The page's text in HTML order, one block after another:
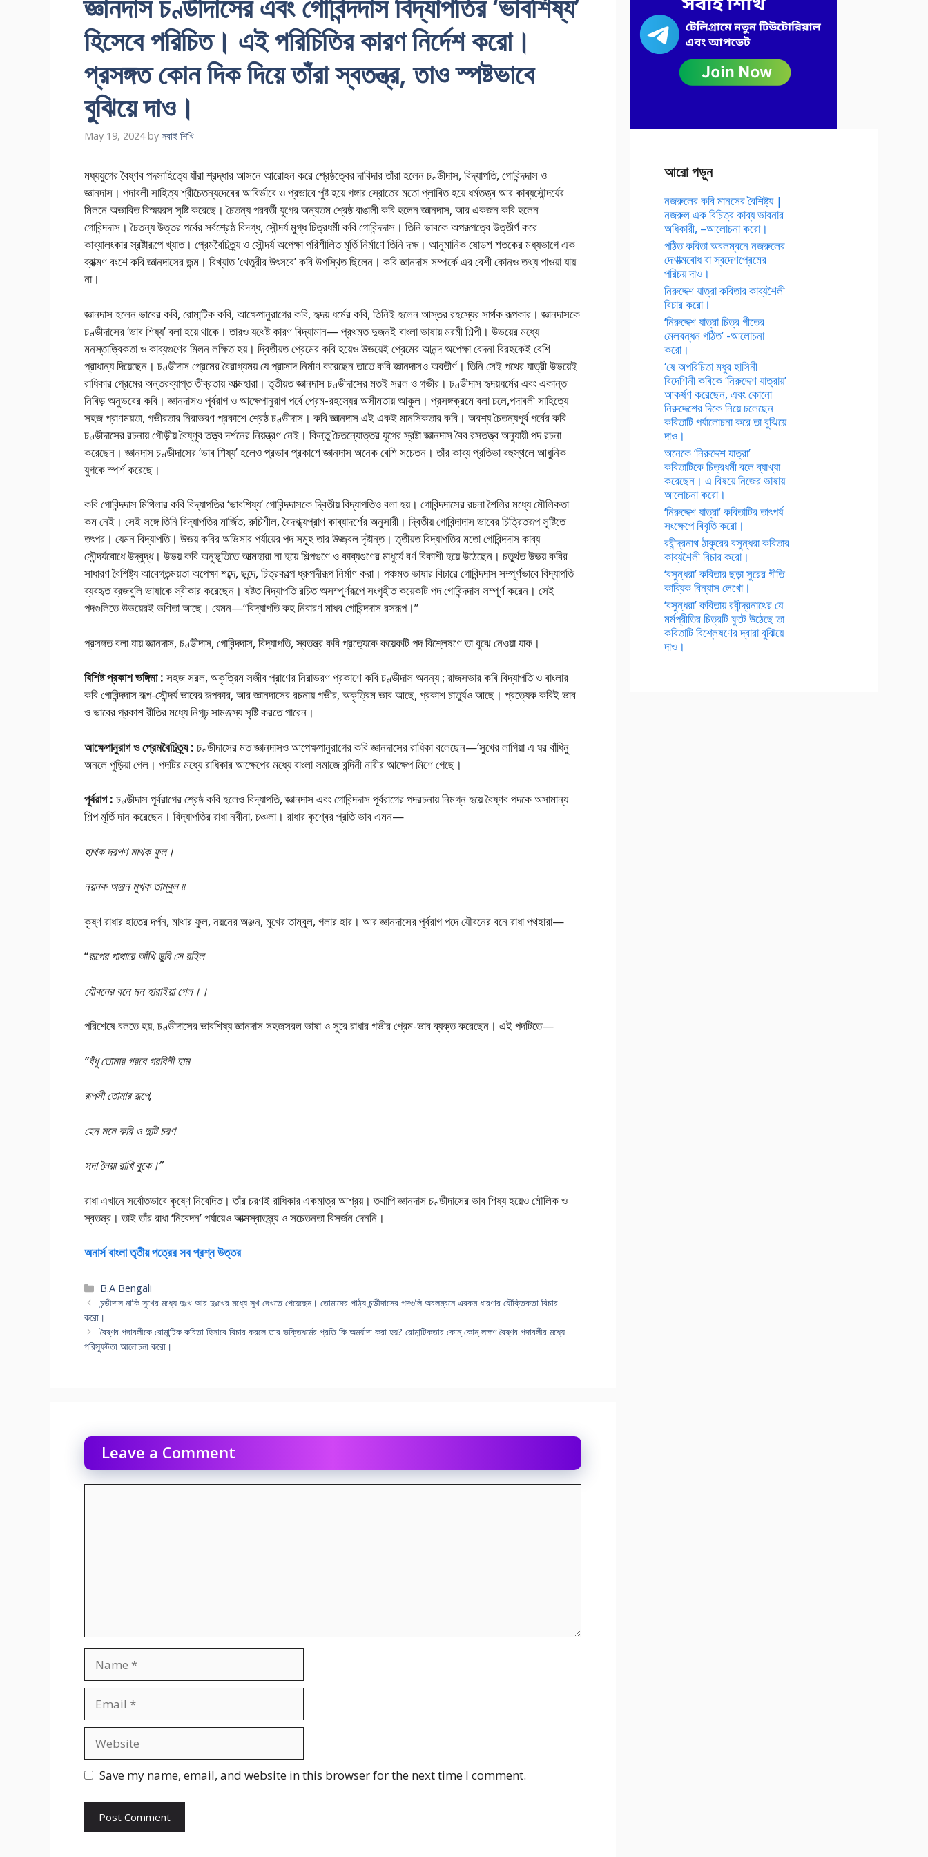
হিসেবে পরিচিত। এই পরিচিতির কারণ নির্দেশ করো।
প্রসঙ্গত কোন দিক দিয়ে তাঁরা স্বতন্ত্র, তাও স্পষ্টভাবে
বুঝিয়ে দাও।
May 19, 2024 by সবাই শিখি
মধ্যযুগের বৈষ্ণব পদসাহিত্যে যাঁরা শ্রদ্ধার আসনে আরোহন করে শ্রেষ্ঠত্বের দাবিদার তাঁরা হলেন চণ্ডীদাস, বিদ্যাপতি, গোবিন্দদাস ও
জ্ঞানদাস। পদাবলী সাহিত্য শ্রীচৈতন্যদেবের আবির্ভাবে ও প্রভাবে পুষ্ট হয়ে গঙ্গার স্রোতের মতো প্লাবিত হয়ে ধর্মতত্ত্ব আর কাব্যসৌন্দর্যের
মিলনে অভাবিত বিস্ময়রস সৃষ্টি করেছে। চৈতন্য পরবর্তী যুগের অন্যতম শ্রেষ্ঠ বাঙালী কবি হলেন জ্ঞানদাস, আর একজন কবি হলেন
গোবিন্দদাস। চৈতন্য উত্তর পর্বের সর্বশ্রেষ্ঠ বিদগ্ধ, সৌন্দর্য মুগ্ধ চিত্রধর্মী কবি গোবিন্দদাস। তিনি ভাবকে অপরূপত্বে উত্তীর্ণ করে
কাব্যালংকার স্রষ্টারূপে খ্যাত। প্রেমবৈচিত্র্য ও সৌন্দর্য অপেক্ষা পরিশীলিত মূর্তি নির্মাণে তিনি দক্ষ। আনুমানিক ষোড়শ শতকের মধ্যভাগে এক
ব্রাক্মণ বংশে কবি জ্ঞানদাসের জন্ম। বিখ্যাত ‘খেতুরীর উৎসবে’ কবি উপস্থিত ছিলেন। কবি জ্ঞানদাস সম্পর্কে এর বেশী কোনও তথ্য পাওয়া যায়
না।
জ্ঞানদাস হলেন ভাবের কবি, রোমান্টিক কবি, আক্ষেপানুরাগের কবি, হৃদয় ধর্মের কবি, তিনিই হলেন আস্তর রহস্যের সার্থক রূপকার। জ্ঞানদাসকে
চণ্ডীদাসের ‘ভাব শিষ্য’ বলা হয়ে থাকে। তারও যথেষ্ট কারণ বিদ্যামান— প্রথমত দুজনই বাংলা ভাষায় মরমী শিল্পী। উভয়ের মধ্যে
মনস্তাত্ত্বিকতা ও কাব্যগুণের মিলন লক্ষিত হয়। দ্বিতীয়ত প্রেমের কবি হয়েও উভয়েই প্রেমের আনন্দ অপেক্ষা বেদনা বিরহকেই বেশি
প্রাধান্য দিয়েছেন। চণ্ডীদাস প্রেমের বৈরাগ্যময় যে প্রাসাদ নির্মাণ করেছেন তাতে কবি জ্ঞানদাসও অবতীর্ণ। তিনি সেই পথের যাত্রী উভয়েই
রাধিকার প্রেমের অন্তরব্যাপ্ত তীব্রতায় আত্মহারা। তৃতীয়ত জ্ঞানদাস চণ্ডীদাসের মতই সরল ও গভীর। চণ্ডীদাস হৃদয়ধর্মের এবং একান্ত
নিবিড় অনুভবের কবি। জ্ঞানদাসও পূর্বরাগ ও আক্ষেপানুরাগ পর্বে প্রেম-রহস্যের অসীমতায় আকুল। প্রসঙ্গক্রমে বলা চলে,পদাবলী সাহিত্যে
সহজ প্রাণময়তা, গভীরতার নিরাভরণ প্রকাশে শ্রেষ্ঠ চণ্ডীদাস। কবি জ্ঞানদাস এই একই মানসিকতার কবি। অবশ্য চৈতন্যপূর্ব পর্বের কবি
চণ্ডীদাসের রচনায় গৌড়ীয় বৈষ্ণুব তত্ত্ব দর্শনের নিয়ন্ত্রণ নেই। কিন্তু চৈতন্যোত্তর যুগের স্রষ্টা জ্ঞানদাস বৈব রসতত্ত্ব অনুযায়ী পদ রচনা
করেছেন। জ্ঞানদাস চণ্ডীদাসের ‘ভাব শিষ্য’ হলেও প্রভাব প্রকাশে জ্ঞানদাস অনেক বেশি সচেতন। তাঁর কাব্য প্রতিভা বহুস্থলে আধুনিক
যুগকে স্পর্শ করেছে।
কবি গোবিন্দদাস মিথিলার কবি বিদ্যাপতির ‘ভাবশিষ্য’ গোবিন্দদাসকে দ্বিতীয় বিদ্যাপতিও বলা হয়। গোবিন্দদাসের রচনা শৈলির মধ্যে মৌলিকতা
কম নেই। সেই সঙ্গে তিনি বিদ্যাপতির মার্জিত, রুচিশীল, বৈদগ্ধ্যপ্রাণ কাব্যাদর্শের অনুসারী। দ্বিতীয় গোবিন্দাদাস ভাবের চিত্রিতরূপ সৃষ্টিতে
তৎপর। যেমন বিদ্যাপতি। উভয় কবির অভিসার পর্যায়ের পদ সমূহ তার উজ্জ্বল দৃষ্টান্ত। তৃতীয়ত বিদ্যাপতির মতো গোবিন্দদাস কাব্য
সৌন্দর্যবোধে উদ্বুদ্ধ। উভয় কবি অনুভূতিতে আত্মহারা না হয়ে শিল্পগুণে ও কাব্যগুণের মাধুর্যে বর্ণ বিকাশী হয়ে উঠেছেন। চতুর্থত উভয় কবির
সাধারণ বৈশিষ্ট্য আবেগতন্ময়তা অপেক্ষা শব্দে, ছন্দে, চিত্রকল্পে ধ্রুপদীরূপ নির্মাণ করা। পঞ্চমত ভাষার বিচারে গোবিন্দদাস সম্পূর্ণভাবে বিদ্যাপতি
ব্যবহৃত ব্রজবুলি ভাষাকে স্বীকার করেছেন। ষষ্টত বিদ্যাপতি রচিত অসম্পূর্ণরূপে সংগৃহীত কয়েকটি পদ গোবিন্দদাস সম্পূর্ণ করেন। সেই
পদগুলিতে উভয়েরই ভণিতা আছে। যেমন—“বিদ্যাপতি কহ নিবারণ মাধব গোবিন্দদাস রসরূপ।”
প্রসঙ্গত বলা যায় জ্ঞানদাস, চণ্ডীদাস, গোবিন্দদাস, বিদ্যাপতি, স্বতন্ত্র কবি প্রত্যেকে কয়েকটি পদ বিশ্লেষণে তা বুঝে নেওয়া যাক।
বিশিষ্ট প্রকাশ ভঙ্গিমা : সহজ সরল, অকৃত্রিম সজীব প্রাণের নিরাভরণ প্রকাশে কবি চণ্ডীদাস অনন্য ; রাজসভার কবি বিদ্যাপতি ও বাংলার
কবি গোবিন্দদাস রূপ-সৌন্দর্য ভাবের রূপকার, আর জ্ঞানদাসের রচনায় গভীর, অকৃত্রিম ভাব আছে, প্রকাশ চাতুর্যও আছে। প্রত্যেক কবিই ভাব
ও ভাবের প্রকাশ রীতির মধ্যে নিগূঢ় সামঞ্জস্য সৃষ্টি করতে পারেন।
আক্ষেপানুরাগ ও প্রেমবৈচিত্র্য : চণ্ডীদাসের মত জ্ঞানদাসও আপেক্ষপানুরাগের কবি জ্ঞানদাসের রাধিকা বলেছেন—’সুখের লাগিয়া এ ঘর বাঁধিনু
অনলে পুড়িয়া গেল। পদটির মধ্যে রাধিকার আক্ষেপের মধ্যে বাংলা সমাজে বন্দিনী নারীর আক্ষেপ মিশে গেছে।
পূর্বরাগ : চণ্ডীদাস পূর্বরাগের শ্রেষ্ঠ কবি হলেও বিদ্যাপতি, জ্ঞানদাস এবং গোবিন্দদাস পূর্বরাগের পদরচনায় নিমগ্ন হয়ে বৈষ্ণব পদকে অসামান্য
শিল্প মূর্তি দান করেছেন। বিদ্যাপতির রাধা নবীনা, চঞ্চলা। রাধার কৃশ্বের প্রতি ভাব এমন—
হাথক দরপণ মাথক ফুল।
নয়নক অঞ্জন মুখক তাম্বুল ৷৷
কৃষ্ণ রাধার হাতের দর্পন, মাথার ফুল, নয়নের অঞ্জন, মুখের তাম্বুল, গলার হার। আর জ্ঞানদাসের পূর্বরাগ পদে যৌবনের বনে রাধা পথহারা—
“রূপের পাথারে আঁখি ডুবি সে রহিল
যৌবনের বনে মন হারাইয়া গেল।।
পরিশেষে বলতে হয়, চণ্ডীদাসের ভাবশিষ্য জ্ঞানদাস সহজসরল ভাষা ও সুরে রাধার গভীর প্রেম-ভাব ব্যক্ত করেছেন। এই পদটিতে—
“বঁধু তোমার গরবে গরবিনী হাম
রূপসী তোমার রূপে,
হেন মনে করি ও দুটি চরণ
সদা লৈয়া রাখি বুকে।”
রাধা এখানে সর্বোতভাবে কৃষ্ণে নিবেদিত। তাঁর চরণই রাধিকার একমাত্র আশ্রয়। তথাপি জ্ঞানদাস চণ্ডীদাসের ভাব শিষ্য হয়েও মৌলিক ও
স্বতন্ত্র। তাই তাঁর রাধা ‘নিবেদন’ পর্যায়েও আত্মস্বাতন্ত্র্য ও সচেতনতা বিসর্জন দেননি।
অনার্স বাংলা তৃতীয় পত্রের সব প্রশ্ন উত্তর
Categories
B.A Bengali
চন্ডীদাস নাকি সুখের মধ্যে দুঃখ আর দুঃখের মধ্যে সুখ দেখতে পেয়েছেন। তোমাদের পাঠ্য চন্ডীদাসের পদগুলি অবলম্বনে এরকম ধারণার যৌক্তিকতা বিচার
করো।
বৈষ্ণব পদাবলীকে রোমান্টিক কবিতা হিসাবে বিচার করলে তার ভক্তিধর্মের প্রতি কি অমর্যাদা করা হয়? রোমান্টিকতার কোন্ কোন্ লক্ষণ বৈষ্ণব পদাবলীর মধ্যে
পরিস্ফুটতা আলোচনা করো।
Leave a Comment
Save my name, email, and website in this browser for the next time I comment.
আরো পড়ুন
নজরুলের কবি মানসের বৈশিষ্ট্য |
নজরুল এক বিচিত্র কাব্য ভাবনার
অধিকারী, –আলোচনা করো।
পঠিত কবিতা অবলম্বনে নজরুলের
দেশাত্মবোধ বা স্বদেশপ্রেমের
পরিচয় দাও।
নিরুদ্দেশ যাত্রা কবিতার কাব্যশৈলী
বিচার করো।
‘নিরুদ্দেশ যাত্রা চিত্র গীতের
মেলবন্ধন গঠিত’ -আলোচনা
করো।
‘ষে অপরিচিতা মধুর হাসিনী
বিদেশিনী কবিকে ‘নিরুদ্দেশ যাত্রায়’
আকর্ষণ করেছেন, এবং কোনো
নিরুদ্দেশের দিকে নিয়ে চলেছেন
কবিতাটি পর্যালোচনা করে তা বুঝিয়ে
দাও।
অনেকে ‘নিরুদ্দেশ যাত্রা’
কবিতাটিকে চিত্রধর্মী বলে ব্যাখ্যা
করেছেন। এ বিষয়ে নিজের ভাষায়
আলোচনা করো।
‘নিরুদ্দেশ যাত্রা’ কবিতাটির তাৎপর্য
সংক্ষেপে বিবৃতি করো।
রবীন্দ্রনাথ ঠাকুরের বসুন্ধরা কবিতার
কাব্যশৈলী বিচার করো।
‘বসুন্ধরা’ কবিতার ছড়া সুরের গীতি
কাব্যিক বিন্যাস লেখো।
‘বসুন্ধরা’ কবিতায় রবীন্দ্রনাথের যে
মর্মপ্রীতির চিত্রটি ফুটে উঠেছে তা
কবিতাটি বিশ্লেষণের দ্বারা বুঝিয়ে
দাও।